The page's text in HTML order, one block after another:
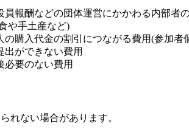
員報酬などの団体運営にかかわる内部者
や手土産など)
の購入代金の割引につながる費用(参加
出ができない費用
必要のない費用
れない場合があります。